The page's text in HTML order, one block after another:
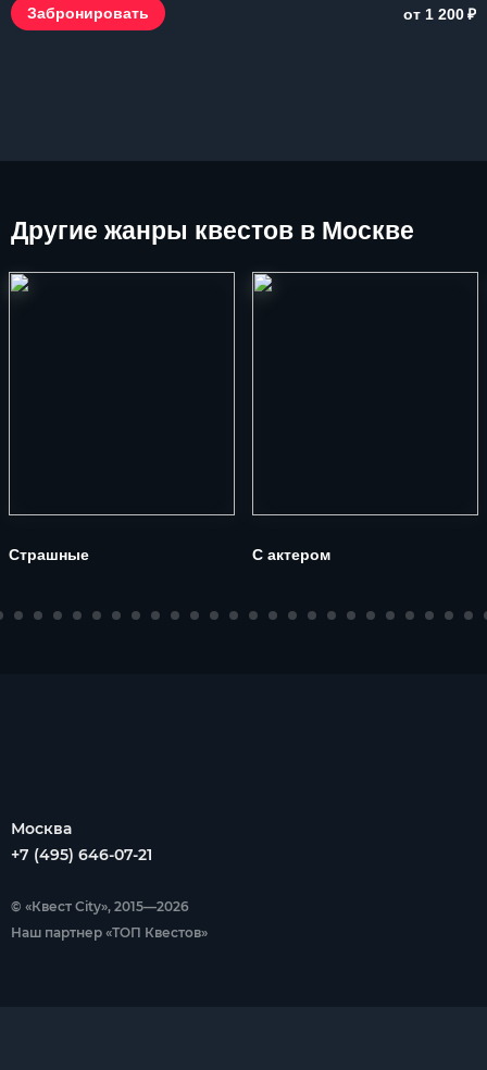
Забронировать от 1 200₽
Другие жанры квестов в Москве
Страшные С актером
Москва
+7 (495) 646-07-21
© «Квест City», 2015—2026
Наш партнер «ТОП Квестов»